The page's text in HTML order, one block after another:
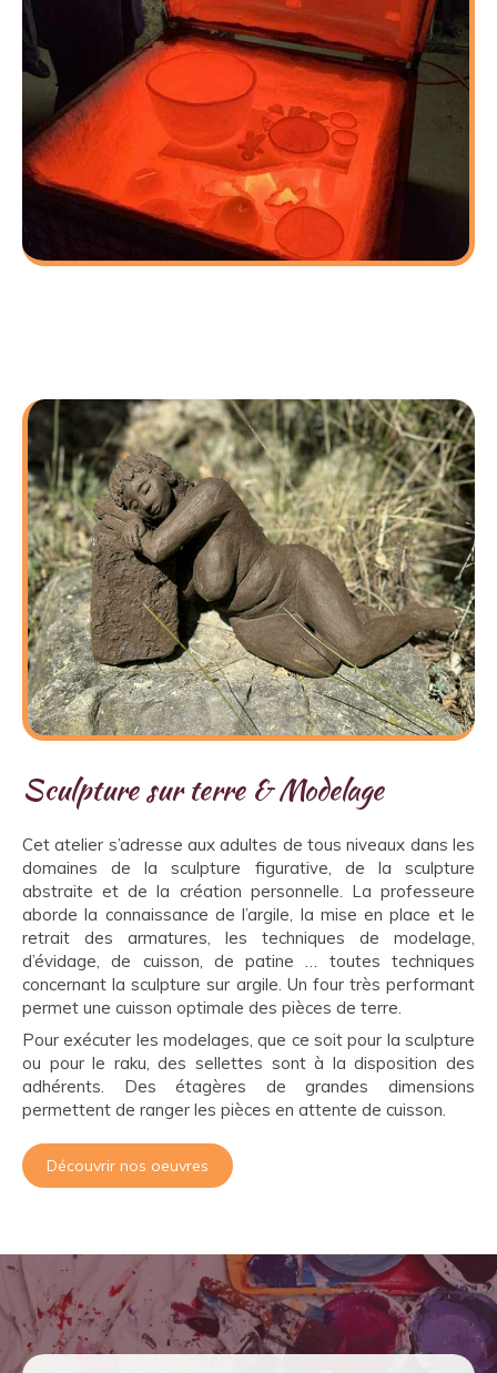
Sculpture sur terre & Modelage
Cet atelier s’adresse aux adultes de tous niveaux dans les
domaines de la sculpture figurative, de la sculpture
abstraite et de la création personnelle. La professeure
aborde la connaissance de l’argile, la mise en place et le
retrait des armatures, les techniques de modelage,
d’évidage, de cuisson, de patine … toutes techniques
concernant la sculpture sur argile. Un four très performant
permet une cuisson optimale des pièces de terre.
Pour exécuter les modelages, que ce soit pour la sculpture
ou pour le raku, des sellettes sont à la disposition des
adhérents. Des étagères de grandes dimensions
permettent de ranger les pièces en attente de cuisson.
Découvrir nos oeuvres